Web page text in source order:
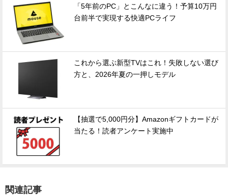
「5年前のPC」とこんなに違う！予算10万円
台前半で実現する快適PCライフ
これから選ぶ新型TVはこれ！失敗しない選び
方と、2026年夏の一押しモデル
【抽選で5,000円分】Amazonギフトカードが
当たる！読者アンケート実施中
関連記事